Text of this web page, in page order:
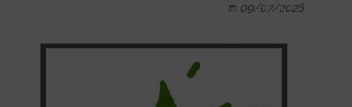
09/07/2026